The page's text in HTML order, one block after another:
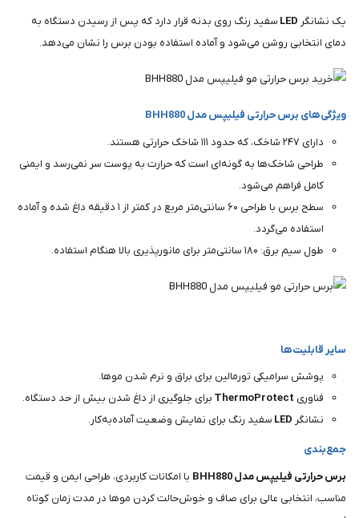
یک نشانگر LED سفید رنگ روی بدنه قرار دارد که پس از رسیدن دستگاه به
دمای انتخابی روشن می‌شود و آماده استفاده بودن برس را نشان می‌دهد.
ویژگی‌های برس حرارتی فیلیپس مدل BHH880
دارای ۲۴۷ شاخک، که حدود ۱۱۱ شاخک حرارتی هستند.
طراحی شاخک‌ها به گونه‌ای است که حرارت به پوست سر نمی‌رسد و ایمنی
کامل فراهم می‌شود.
سطح برس با طراحی ۶۰ سانتی‌متر مربع در کمتر از ۱ دقیقه داغ شده و آماده
استفاده می‌گردد.
طول سیم برق: ۱۸۰ سانتی‌متر برای مانورپذیری بالا هنگام استفاده.
سایر قابلیت‌ها
پوشش سرامیکی تورمالین برای براق و نرم شدن موها.
فناوری ThermoProtect برای جلوگیری از داغ شدن بیش از حد دستگاه.
نشانگر LED سفید رنگ برای نمایش وضعیت آماده‌به‌کار.
جمع‌بندی
برس حرارتی فیلیپس مدل BHH880
با امکانات کاربردی، طراحی ایمن و قیمت
مناسب، انتخابی عالی برای صاف و خوش‌حالت کردن موها در مدت زمان کوتاه